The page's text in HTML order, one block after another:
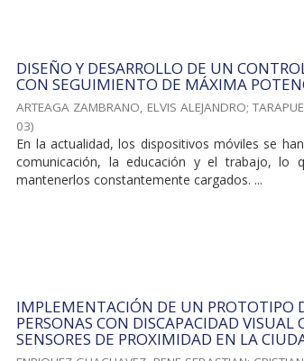
DISEÑO Y DESARROLLO DE UN
CON SEGUIMIENTO DE MÁXIMA
ARTEAGA ZAMBRANO, ELVIS ALEJANDRO;
03)
En la actualidad, los dispositivos móviles se
comunicación, la educación y el trabajo, lo
mantenerlos constantemente cargados. ...
IMPLEMENTACIÓN DE UN PROTOTIPO
PERSONAS CON DISCAPACIDAD
SENSORES DE PROXIMIDAD EN LA